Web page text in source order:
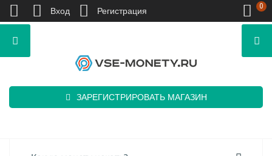
ЗАРЕГИСТРИРОВАТЬ МАГАЗИН
Вход Регистрация 0